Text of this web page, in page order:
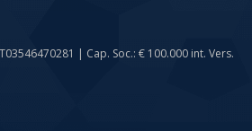
| Cap. Soc.: € 100.000 int. Vers.